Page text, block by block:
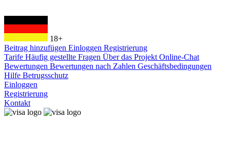
18+
Beitrag hinzufügen Einloggen Registrierung
Tarife Häufig gestellte Fragen Über das Projekt Online-Chat
Bewertungen Bewertungen nach Zahlen Geschäftsbedingungen
Hilfe Betrugsschutz
Einloggen
Registrierung
Kontakt